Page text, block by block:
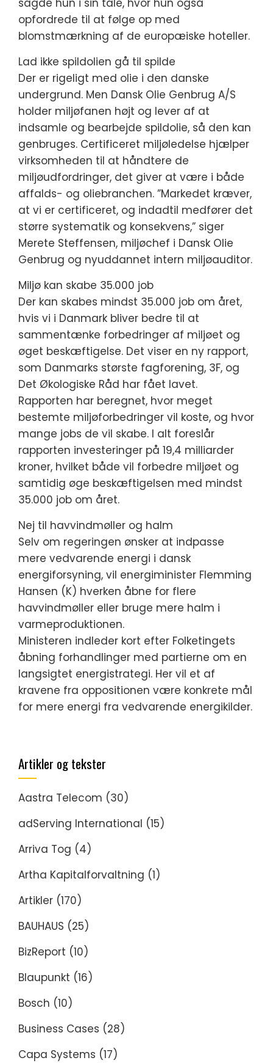
sagde hun i sin tale, hvor hun også
opfordrede til at følge op med
blomstmærkning af de europæiske hoteller.
Lad ikke spildolien gå til spilde
Der er rigeligt med olie i den danske
undergrund. Men Dansk Olie Genbrug A/S
holder miljøfanen højt og lever af at
indsamle og bearbejde spildolie, så den kan
genbruges. Certificeret miljøledelse hjælper
virksomheden til at håndtere de
miljøudfordringer, det giver at være i både
affalds- og oliebranchen. ”Markedet kræver,
at vi er certificeret, og indadtil medfører det
større systematik og konsekvens,” siger
Merete Steffensen, miljøchef i Dansk Olie
Genbrug og nyuddannet intern miljøauditor.
Miljø kan skabe 35.000 job
Der kan skabes mindst 35.000 job om året,
hvis vi i Danmark bliver bedre til at
sammentænke forbedringer af miljøet og
øget beskæftigelse. Det viser en ny rapport,
som Danmarks største fagforening, 3F, og
Det Økologiske Råd har fået lavet.
Rapporten har beregnet, hvor meget
bestemte miljøforbedringer vil koste, og hvor
mange jobs de vil skabe. I alt foreslår
rapporten investeringer på 19,4 milliarder
kroner, hvilket både vil forbedre miljøet og
samtidig øge beskæftigelsen med mindst
35.000 job om året.
Nej til havvindmøller og halm
Selv om regeringen ønsker at indpasse
mere vedvarende energi i dansk
energiforsyning, vil energiminister Flemming
Hansen (K) hverken åbne for flere
havvindmøller eller bruge mere halm i
varmeproduktionen.
Ministeren indleder kort efter Folketingets
åbning forhandlinger med partierne om en
langsigtet energistrategi. Her vil et af
kravene fra oppositionen være konkrete mål
for mere energi fra vedvarende energikilder.
Artikler og tekster
Aastra Telecom (30)
adServing International (15)
Arriva Tog (4)
Artha Kapitalforvaltning (1)
Artikler (170)
BAUHAUS (25)
BizReport (10)
Blaupunkt (16)
Bosch (10)
Business Cases (28)
Capa Systems (17)